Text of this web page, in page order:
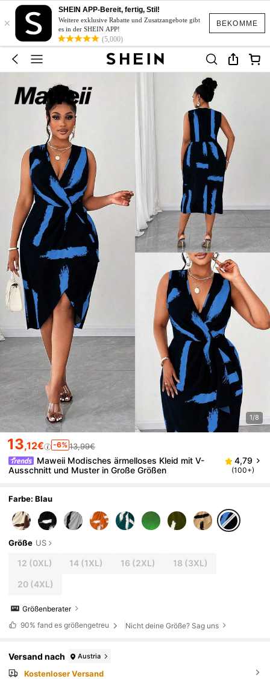
BEKOMME
×
SHEIN APP-Bereit, fertig, Stil!
Weitere exklusive Rabatte und Zusatzangebote gibt
es in der SHEIN APP!
(5,000)
1/8
13,12€ -6% 13,99€
Maweii Modisches ärmelloses Kleid mit V-
Ausschnitt und Muster in Große Größen
4,79
(100+)
Farbe: Blau
Größe US
12 (0XL) 14 (1XL) 16 (2XL) 18 (3XL)
20(4XL)
Größenberater
90% fand es größengetreu Nicht deine Größe? Sag uns
Versand nach Austria
Kostenloser Versand